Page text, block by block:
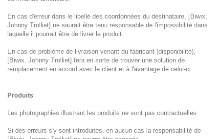
En cas d'erreur dans le libellé des coordonnées du destinataire, [Biwix,
Johnny Trolliet] ne saurait être tenu responsable de l'impossibilité dans
laquelle il pourrait être de livrer le produit.
En cas de problème de livraison venant du fabricant (disponibilité),
[Biwix, Johnny Trolliet] fera en sorte de trouver une solution de
remplacement en accord avec le client et à l'avantage de celui-ci.
Produits
Les photographies illustrant les produits ne sont pas contractuelles.
Si des erreurs s'y sont introduites, en aucun cas la responsabilité de